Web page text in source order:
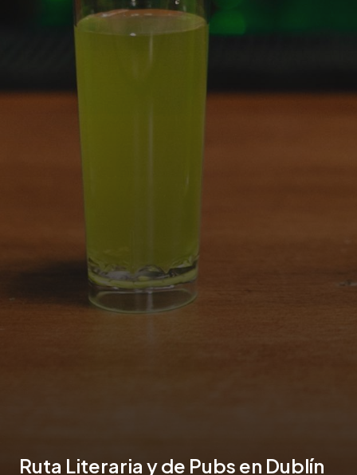
Ruta Literaria y de Pubs en Dublín